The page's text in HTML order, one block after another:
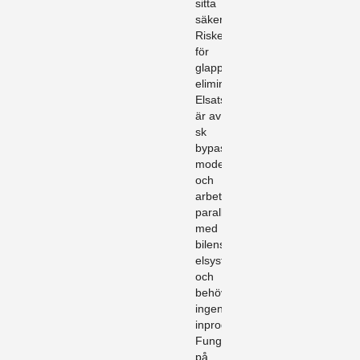
sitta
säkert.
Risken
för
glappkontakt
elimineras.
Elsatsen
är av
sk
bypass
modell
och
arbetar
parallellt
med
bilens
elsystem
och
behöver
ingen
inprogrammering.
Fungerar
på